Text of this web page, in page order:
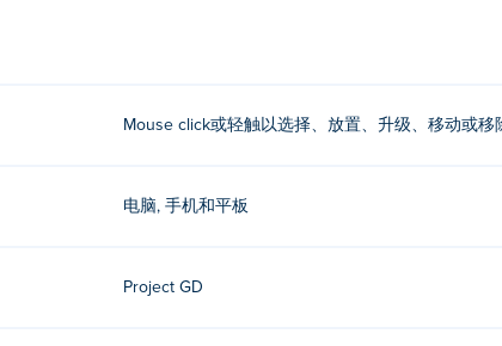
开发。这是他们的第一款游戏。
Mouse click或轻触以选择、放置、升级、移动或移
电脑, 手机和平板
Project GD